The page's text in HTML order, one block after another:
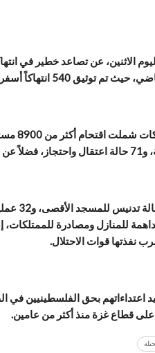
عن تصاعد خطير في
أسفرت عن إصابة 10 فلسطينيين.
وأوضح
نفذتها قوات الاحتلال.
اعتداءاتهم بحق الفلسطينيين في
على قطاع غزة منذ أكثر من عامين.